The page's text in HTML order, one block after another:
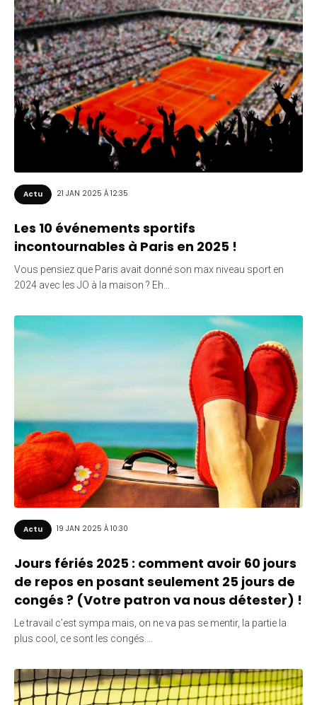
Actu 21 JAN 2025 À 12:35
Les 10 événements sportifs
incontournables à Paris en 2025 !
Vous pensiez que Paris avait donné son max niveau sport en
2024 avec les JO à la maison ? Eh…
Actu 19 JAN 2025 À 10:30
Jours fériés 2025 : comment avoir 60 jours
de repos en posant seulement 25 jours de
congés ? (Votre patron va nous détester) !
Le travail c’est sympa mais, on ne va pas se mentir, la partie la
plus cool, ce sont les congés.…